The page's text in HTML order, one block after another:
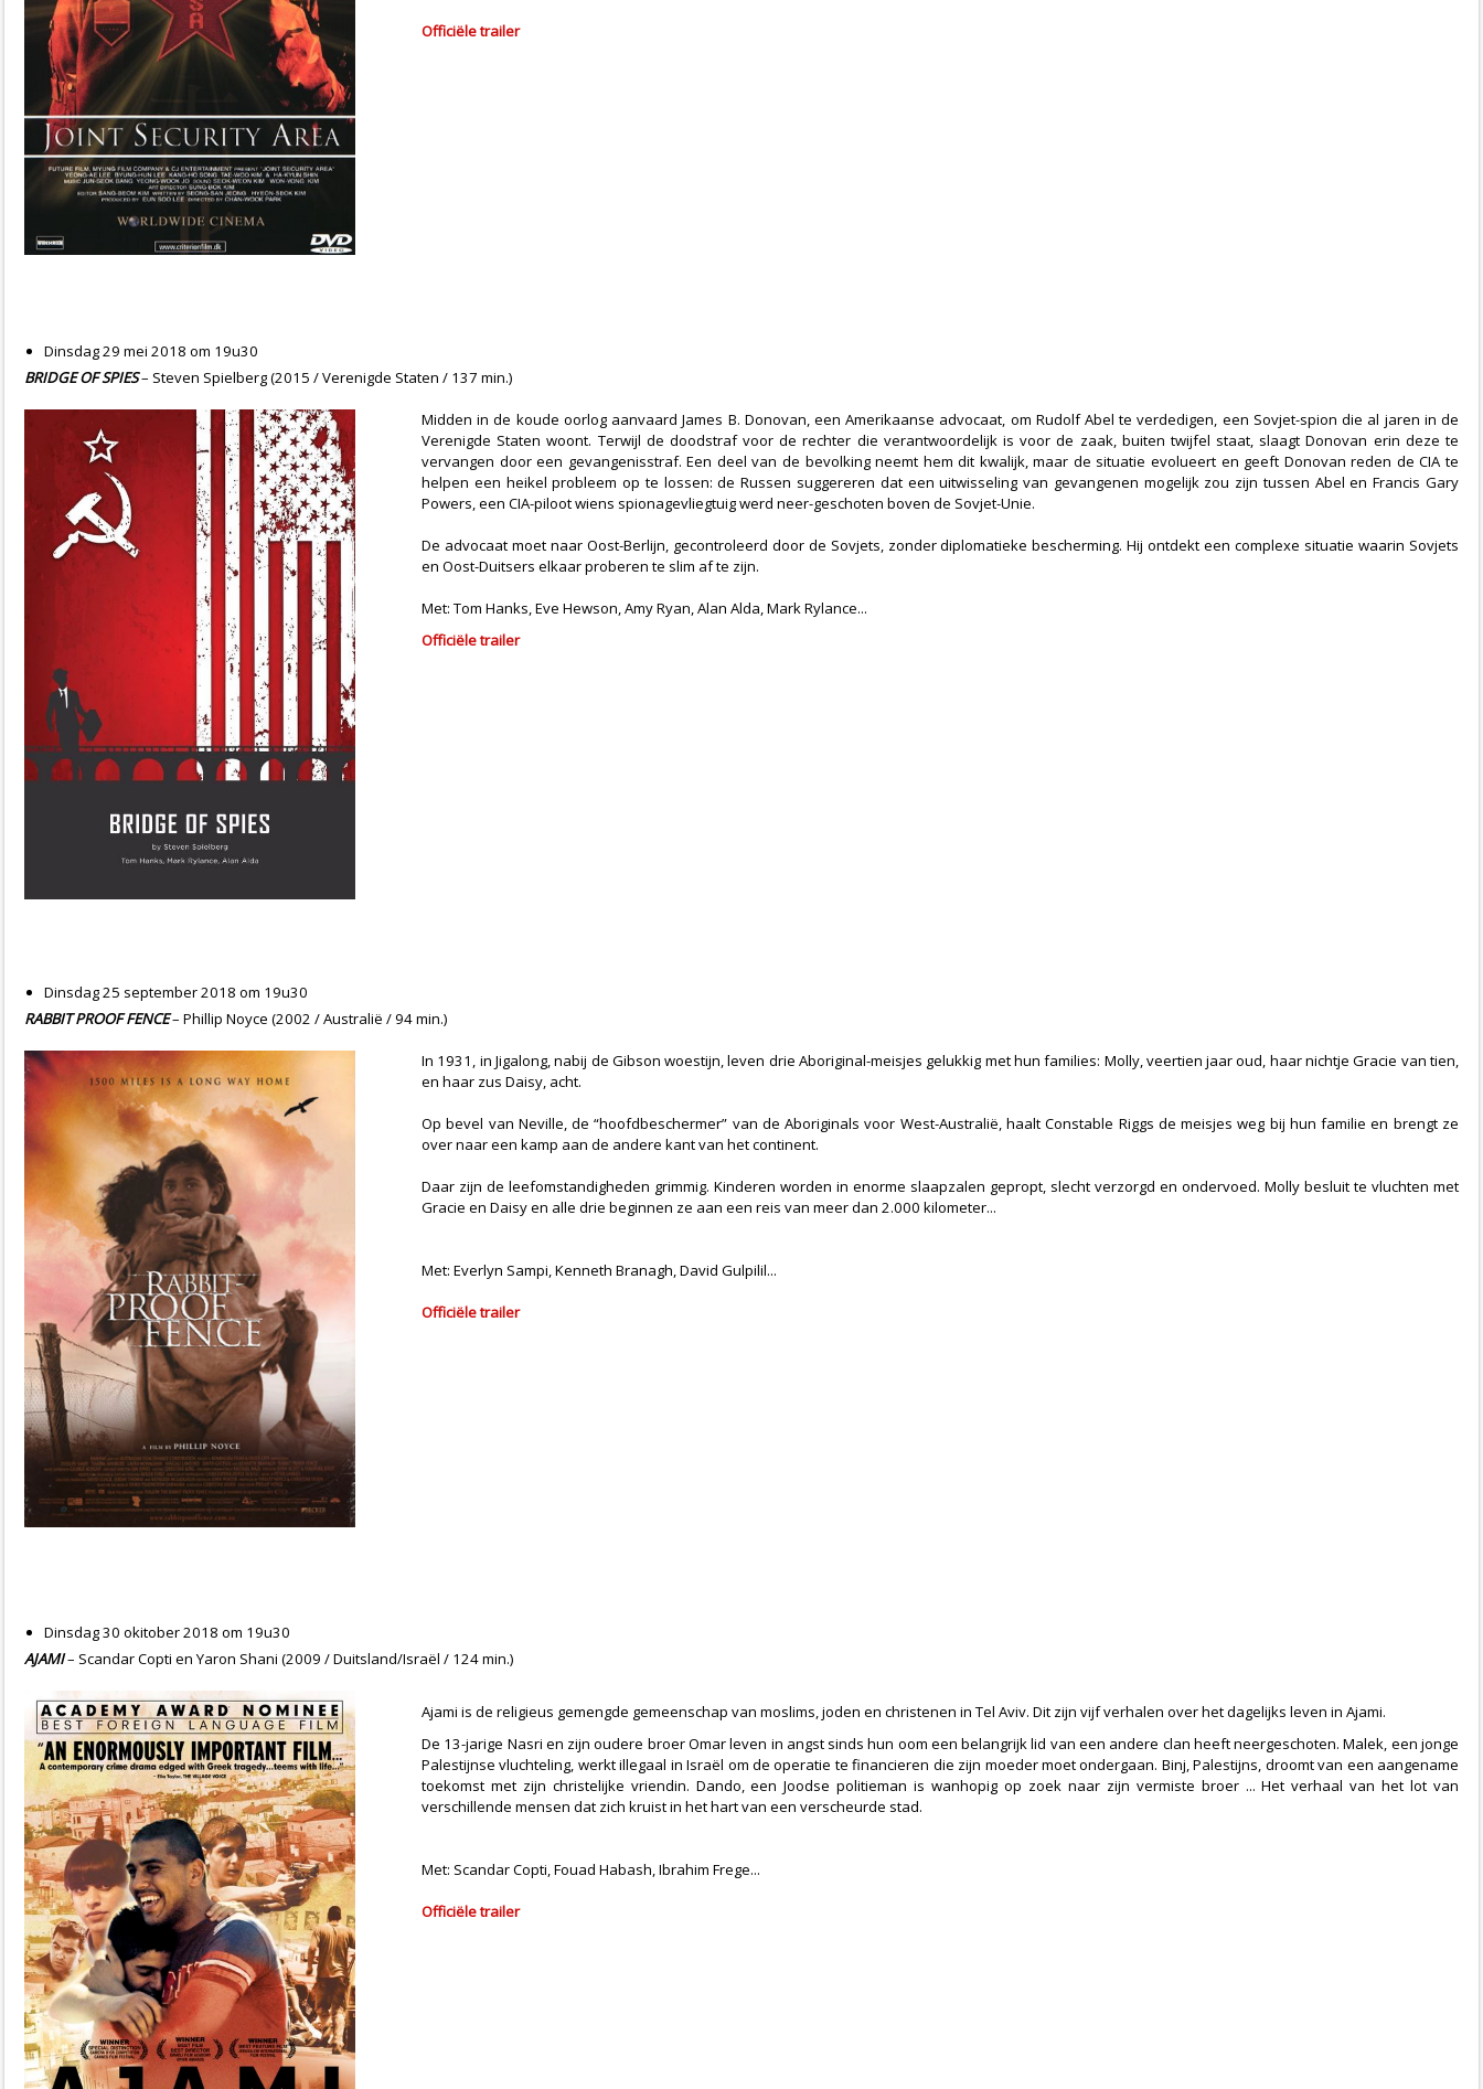
Officiële trailer
Dinsdag 29 mei 2018 om 19u30
BRIDGE OF SPIES– Steven Spielberg (2015 / Verenigde Staten / 137 min.)
Midden in de koude oorlog aanvaard James B. Donovan, een Amerikaanse advocaat, om Rudolf Abel te verdedigen, een Sovjet-spion die al jaren in de
Verenigde Staten woont. Terwijl de doodstraf voor de rechter die verantwoordelijk is voor de zaak, buiten twijfel staat, slaagt Donovan erin deze te
vervangen door een gevangenisstraf. Een deel van de bevolking neemt hem dit kwalijk, maar de situatie evolueert en geeft Donovan reden de CIA te
helpen een heikel probleem op te lossen: de Russen suggereren dat een uitwisseling van gevangenen mogelijk zou zijn tussen Abel en Francis Gary
Powers, een CIA-piloot wiens spionagevliegtuig werd neer-geschoten boven de Sovjet-Unie.
De advocaat moet naar Oost-Berlijn, gecontroleerd door de Sovjets, zonder diplomatieke bescherming. Hij ontdekt een complexe situatie waarin Sovjets
en Oost-Duitsers elkaar proberen te slim af te zijn.
Met: Tom Hanks, Eve Hewson, Amy Ryan, Alan Alda, Mark Rylance...
Officiële trailer
Dinsdag 25 september 2018 om 19u30
RABBIT PROOF FENCE– Phillip Noyce (2002 / Australië / 94 min.)
In 1931, in Jigalong, nabij de Gibson woestijn, leven drie Aboriginal-meisjes gelukkig met hun families: Molly, veertien jaar oud, haar nichtje Gracie van tien,
en haar zus Daisy, acht.
Op bevel van Neville, de “hoofdbeschermer” van de Aboriginals voor West-Australië, haalt Constable Riggs de meisjes weg bij hun familie en brengt ze
over naar een kamp aan de andere kant van het continent.
Daar zijn de leefomstandigheden grimmig. Kinderen worden in enorme slaapzalen gepropt, slecht verzorgd en ondervoed. Molly besluit te vluchten met
Gracie en Daisy en alle drie beginnen ze aan een reis van meer dan 2.000 kilometer...
Met: Everlyn Sampi, Kenneth Branagh, David Gulpilil...
Officiële trailer
Dinsdag 30 okitober 2018 om 19u30
AJAMI– Scandar Copti en Yaron Shani (2009 / Duitsland/Israël / 124 min.)
Ajami is de religieus gemengde gemeenschap van moslims, joden en christenen in Tel Aviv. Dit zijn vijf verhalen over het dagelijks leven in Ajami.
De 13-jarige Nasri en zijn oudere broer Omar leven in angst sinds hun oom een belangrijk lid van een andere clan heeft neergeschoten. Malek, een jonge
Palestijnse vluchteling, werkt illegaal in Israël om de operatie te financieren die zijn moeder moet ondergaan. Binj, Palestijns, droomt van een aangename
toekomst met zijn christelijke vriendin. Dando, een Joodse politieman is wanhopig op zoek naar zijn vermiste broer ... Het verhaal van het lot van
verschillende mensen dat zich kruist in het hart van een verscheurde stad.
Met: Scandar Copti, Fouad Habash, Ibrahim Frege...
Officiële trailer